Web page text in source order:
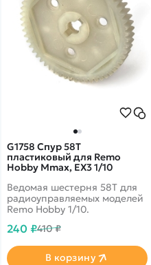
G1758 Спур 58T
пластиковый для Remo
Hobby Mmax, EX3 1/10
Ведомая шестерня 58T для
радиоуправляемых моделей
Remo Hobby 1/10.
240 ₽410 ₽
В корзину